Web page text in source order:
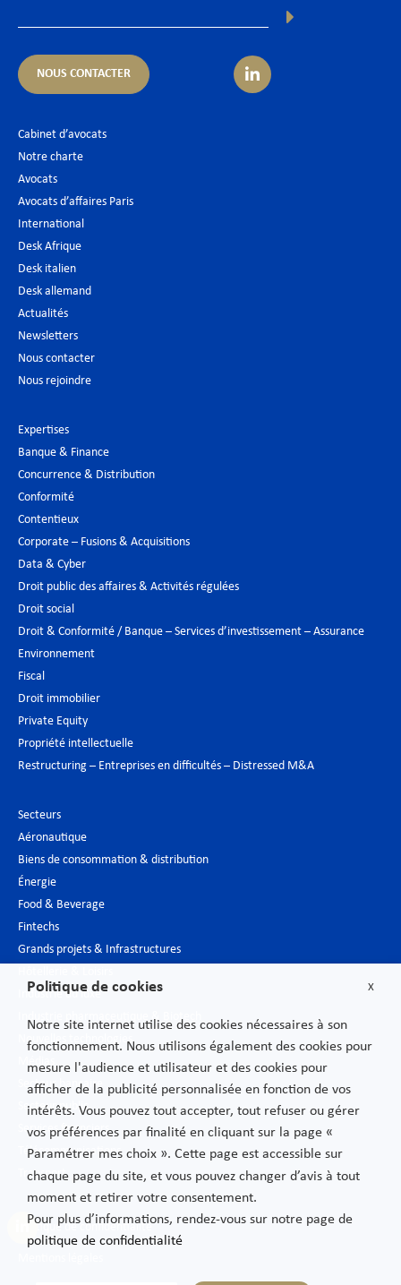
NOUS CONTACTER
Cabinet d’avocats
Notre charte
Avocats
Avocats d’affaires Paris
International
Desk Afrique
Desk italien
Desk allemand
Actualités
Newsletters
Nous contacter
Nous rejoindre
Expertises
Banque & Finance
Concurrence & Distribution
Conformité
Contentieux
Corporate – Fusions & Acquisitions
Data & Cyber
Droit public des affaires & Activités régulées
Droit social
Droit & Conformité / Banque – Services d’investissement – Assurance
Environnement
Fiscal
Droit immobilier
Private Equity
Propriété intellectuelle
Restructuring – Entreprises en difficultés – Distressed M&A
Secteurs
Aéronautique
Biens de consommation & distribution
Énergie
Food & Beverage
Fintechs
Grands projets & Infrastructures
Industrie du luxe
Industrie pharmaceutique & Biotech
Nouvelles technologies
Secteur bancaire
Secteur public
Services financiers
Télécommunications
Transport
Politique de confidentialité
X
Politique de cookies
Notre site internet utilise des cookies nécessaires à son
fonctionnement. Nous utilisons également des cookies pour
mesure l'audience et utilisateur et des cookies pour
afficher de la publicité personnalisée en fonction de vos
intérêts. Vous pouvez tout accepter, tout refuser ou gérer
vos préférences par finalité en cliquant sur la page «
Paramétrer mes choix ». Cette page est accessible sur
chaque page du site, et vous pouvez changer d’avis à tout
moment et retirer votre consentement.
Pour plus d’informations, rendez-vous sur notre page de
politique de confidentialité